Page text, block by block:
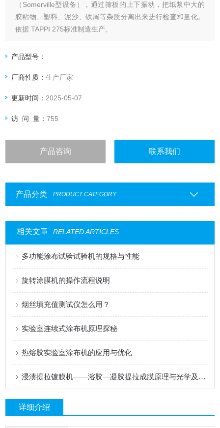
（Somerville型设备），通过筛板的上下振动，把纸浆中大的
胶粘物、塑料、泥沙、铁屑等杂质分离出来进行检查和量化。
依据 TAPPI 275标准制造生产。
产品型号：
厂商性质：生产厂家
更新时间： 2025-05-07
访 问 量：755
产品咨询 联系我们
产品分类 PRODUCT CATEGORY
相关文章 RELATED ARTICLES
多功能涂布试验试验机的规格与性能
旋转涂膜机的操作流程说明
烟丝填充值测试仪怎么用？
实验室连续式涂布机原理探秘
热熔胶实验室涂布机的应用与优化
浸渍提拉镀膜机——溶胶—凝胶提拉成膜原理与光学及功能涂层应用
详细介绍